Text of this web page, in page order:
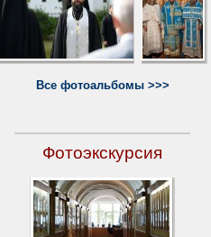
Все фотоальбомы >>>
Фотоэкскурсия